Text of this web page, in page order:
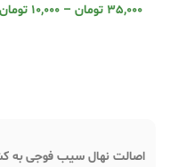
35,000 تومان –
10,000 تومان
اصالت نهال سیب فوجی به